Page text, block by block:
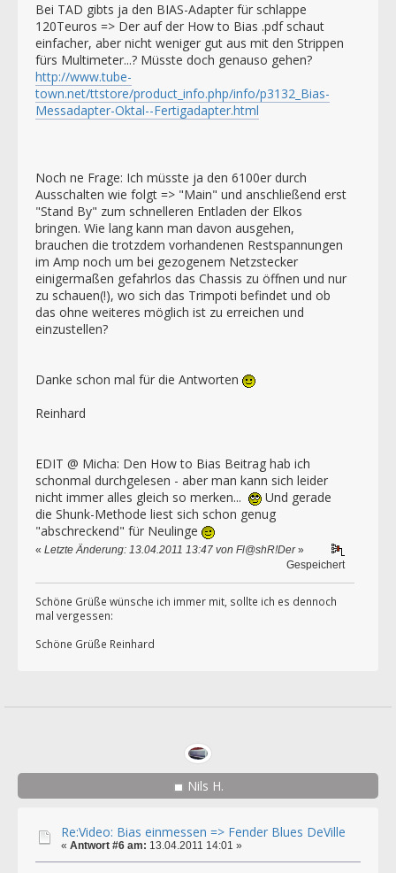
Bei TAD gibts ja den BIAS-Adapter für schlappe
120Teuros => Der auf der How to Bias .pdf schaut
einfacher, aber nicht weniger gut aus mit den Strippen
fürs Multimeter...? Müsste doch genauso gehen?
http://www.tube-
town.net/ttstore/product_info.php/info/p3132_Bias-
Messadapter-Oktal--Fertigadapter.html
Noch ne Frage: Ich müsste ja den 6100er durch
Ausschalten wie folgt => "Main" und anschließend erst
"Stand By" zum schnelleren Entladen der Elkos
bringen. Wie lang kann man davon ausgehen,
brauchen die trotzdem vorhandenen Restspannungen
im Amp noch um bei gezogenem Netzstecker
einigermaßen gefahrlos das Chassis zu öffnen und nur
zu schauen(!), wo sich das Trimpoti befindet und ob
das ohne weiteres möglich ist zu erreichen und
einzustellen?
Danke schon mal für die Antworten
Reinhard
EDIT @ Micha: Den How to Bias Beitrag hab ich
schonmal durchgelesen - aber man kann sich leider
nicht immer alles gleich so merken...
Und gerade
die Shunk-Methode liest sich schon genug
"abschreckend" für Neulinge
« Letzte Änderung: 13.04.2011 13:47 von Fl@shR!Der»
Gespeichert
Schöne Grüße wünsche ich immer mit, sollte ich es dennoch
mal vergessen:
Schöne Grüße Reinhard
Nils H.
Re:Video: Bias einmessen => Fender Blues DeVille
« Antwort #6 am: 13.04.2011 14:01 »